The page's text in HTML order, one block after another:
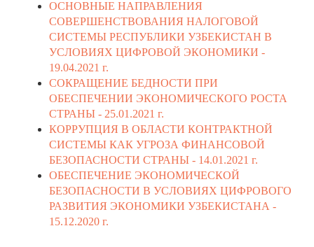
ОСНОВНЫЕ НАПРАВЛЕНИЯ
СОВЕРШЕНСТВОВАНИЯ НАЛОГОВОЙ
СИСТЕМЫ РЕСПУБЛИКИ УЗБЕКИСТАН В
УСЛОВИЯХ ЦИФРОВОЙ ЭКОНОМИКИ -
19.04.2021 г.
СОКРАЩЕНИЕ БЕДНОСТИ ПРИ
ОБЕСПЕЧЕНИИ ЭКОНОМИЧЕСКОГО РОСТА
СТРАНЫ - 25.01.2021 г.
КОРРУПЦИЯ В ОБЛАСТИ КОНТРАКТНОЙ
СИСТЕМЫ КАК УГРОЗА ФИНАНСОВОЙ
БЕЗОПАСНОСТИ СТРАНЫ - 14.01.2021 г.
ОБЕСПЕЧЕНИЕ ЭКОНОМИЧЕСКОЙ
БЕЗОПАСНОСТИ В УСЛОВИЯХ ЦИФРОВОГО
РАЗВИТИЯ ЭКОНОМИКИ УЗБЕКИСТАНА -
15.12.2020 г.